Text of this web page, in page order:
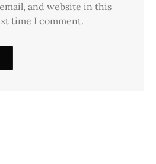
and website in this
time I comment.